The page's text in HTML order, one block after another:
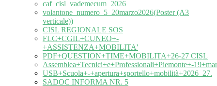
caf_cisl_vademecum_2026
volantone_numero_5_20marzo2026(Poster (A3
verticale))
CISL REGIONALE SOS
FLC+CGIL+CUNEO+-
+ASSISTENZA+MOBILITA'
PDF+QUESTION+TIME+MOBILITA+26-27 CISL
Assemblea+Tecnici+e+Professionali+Piemonte+-
USB+Scuola+-+apertura+sportello+mobilità+2026_27.
SADOC INFORMA NR. 5